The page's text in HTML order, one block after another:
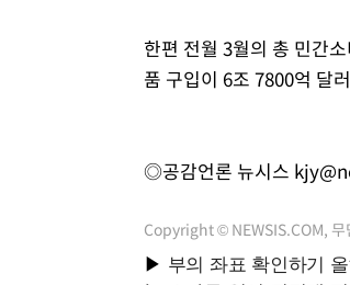
한편 전월 3월의 총 민간
품 구입이 6조 7800억 달
◎공감언론 뉴시스
Copyright © NEWSIS.COM, 무